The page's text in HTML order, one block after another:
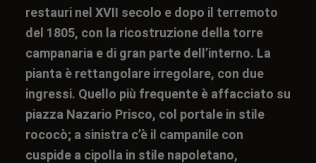
restauri nel XVII secolo e dopo il terremoto
del 1805, con la ricostruzione della torre
campanaria e di gran parte dell’interno. La
pianta è rettangolare irregolare, con due
ingressi. Quello più frequente è affacciato su
piazza Nazario Prisco, col portale in stile
rococò; a sinistra c’è il campanile con
cuspide a cipolla in stile napoletano,